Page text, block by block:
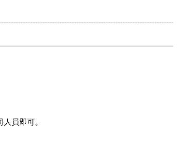
員即可。